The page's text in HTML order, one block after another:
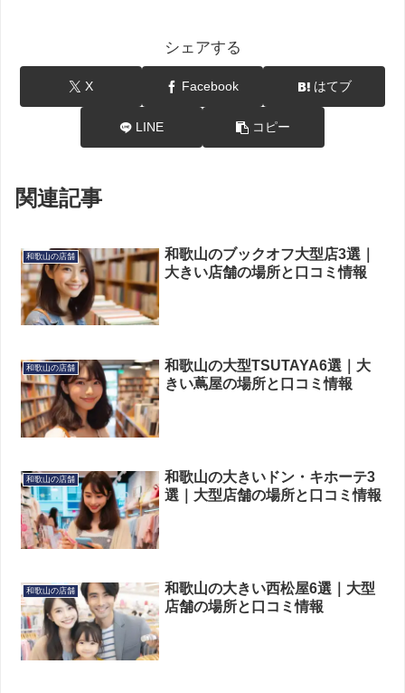
シェアする
X Facebook はてブ
LINE コピー
関連記事
和歌山の店舗
和歌山のブックオフ大型店3選｜
大きい店舗の場所と口コミ情報
和歌山の店舗
和歌山の大型TSUTAYA6選｜大
きい蔦屋の場所と口コミ情報
和歌山の店舗
和歌山の大きいドン・キホーテ3
選｜大型店舗の場所と口コミ情報
和歌山の店舗
和歌山の大きい西松屋6選｜大型
店舗の場所と口コミ情報